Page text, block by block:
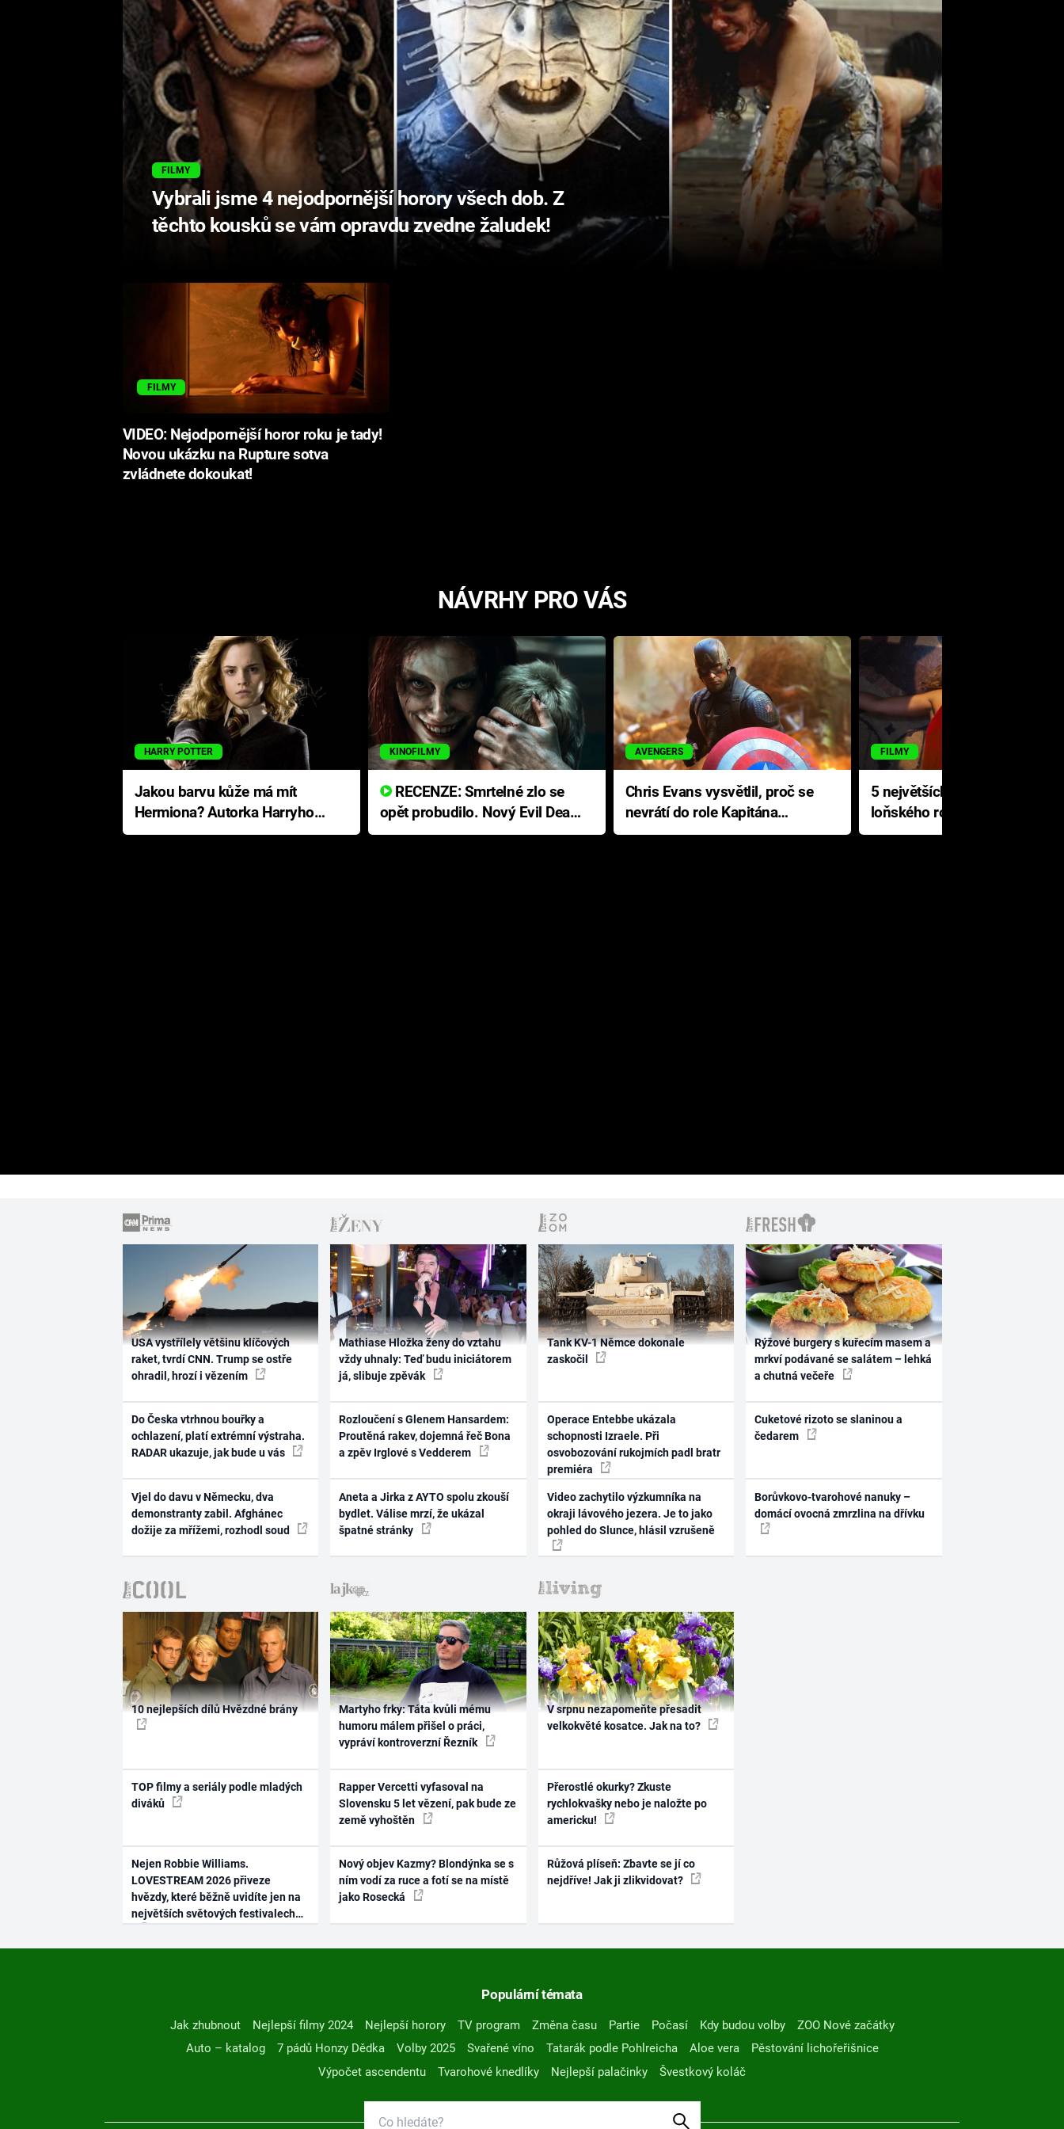
FILMY
Vybrali jsme 4 nejodpornější horory všech dob. Z
těchto kousků se vám opravdu zvedne žaludek!
FILMY
VIDEO: Nejodpornější horor roku je tady!
Novou ukázku na Rupture sotva
zvládnete dokoukat!
NÁVRHY PRO VÁS
HARRY POTTER
Jakou barvu kůže má mít
Hermiona? Autorka Harryho
Pottera přišla s ráznou
KINOFILMY
RECENZE: Smrtelné zlo se
opět probudilo. Nový Evil Dead
přichází s neodolatelnou
AVENGERS
Chris Evans vysvětlil, proč se
nevrátí do role Kapitána
Ameriky
FILMY
5 největších propadáků
loňského roku: Disney na
jediné katastrofě prodělal 200
USA vystřílely většinu klíčových
raket, tvrdí CNN. Trump se ostře
ohradil, hrozí i vězením
Do Česka vtrhnou bouřky a
ochlazení, platí extrémní výstraha.
RADAR ukazuje, jak bude u vás
Vjel do davu v Německu, dva
demonstranty zabil. Afghánec
dožije za mřížemi, rozhodl soud
Mathiase Hložka ženy do vztahu
vždy uhnaly: Teď budu iniciátorem
já, slibuje zpěvák
Rozloučení s Glenem Hansardem:
Proutěná rakev, dojemná řeč Bona
a zpěv Irglové s Vedderem
Aneta a Jirka z AYTO spolu zkouší
bydlet. Válise mrzí, že ukázal
špatné stránky
Tank KV-1 Němce dokonale
zaskočil
Operace Entebbe ukázala
schopnosti Izraele. Při
osvobozování rukojmích padl bratr
premiéra
Video zachytilo výzkumníka na
okraji lávového jezera. Je to jako
pohled do Slunce, hlásil vzrušeně
Rýžové burgery s kuřecím masem a
mrkví podávané se salátem – lehká
a chutná večeře
Cuketové rizoto se slaninou a
čedarem
Borůvkovo-tvarohové nanuky –
domácí ovocná zmrzlina na dřívku
10 nejlepších dílů Hvězdné brány
TOP filmy a seriály podle mladých
diváků
Nejen Robbie Williams.
LOVESTREAM 2026 přiveze
hvězdy, které běžně uvidíte jen na
největších světových festivalech
Martyho frky: Táta kvůli mému
humoru málem přišel o práci,
vypráví kontroverzní Řezník
Rapper Vercetti vyfasoval na
Slovensku 5 let vězení, pak bude ze
země vyhoštěn
Nový objev Kazmy? Blondýnka se s
ním vodí za ruce a fotí se na místě
jako Rosecká
V srpnu nezapomeňte přesadit
velkokvěté kosatce. Jak na to?
Přerostlé okurky? Zkuste
rychlokvašky nebo je naložte po
americku!
Růžová plíseň: Zbavte se jí co
nejdříve! Jak ji zlikvidovat?
Populární témata
Jak zhubnout Nejlepší filmy 2024 Nejlepší horory TV program Změna času Partie Počasí Kdy budou volby
ZOO Nové začátky
Auto – katalog
7 pádů Honzy Dědka Volby 2025 Svařené víno Tatarák podle Pohlreicha Aloe vera
Pěstování lichořeřišnice
Výpočet ascendentu
Tvarohové knedlíky Nejlepší palačinky Švestkový koláč